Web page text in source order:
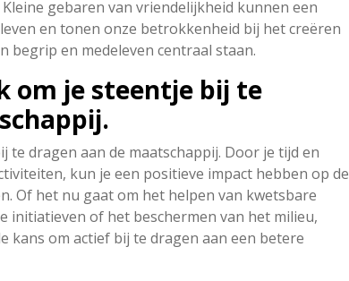
gebaren van vriendelijkheid kunnen een
en tonen onze betrokkenheid bij het creëren
begrip en medeleven centraal staan.
om je steentje bij te
dragen aan de maatschappij. Door je tijd en
kun je een positieve impact hebben op de
Of het nu gaat om het helpen van kwetsbare
initiatieven of het beschermen van het milieu,
kans om actief bij te dragen aan een betere